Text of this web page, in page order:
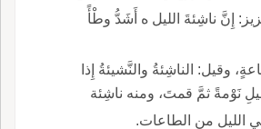
إِنَّ ناشِئةَ الليل ه أَشَدُّ وطْأً
قيل: هي أَوَّل ساعةٍ، وقيل: الناشِئةُ والنَّشيئةُ إِذا
نَوْمةً ثمَّ قمتَ، ومنه ناشِئة
الليل من الطاعات.